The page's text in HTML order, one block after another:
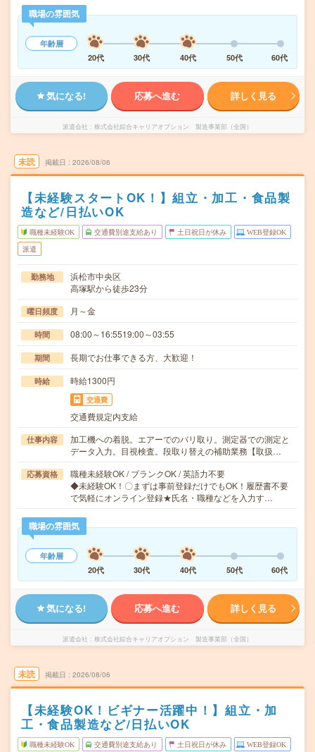
職場の雰囲気
年齢層
20代
30代 40代 50代 60代
気になる! 応募へ進む 詳しく見る
派遣会社 株式会社綜合キャリアオプション 製造事業部（全国）
未読 掲載日 2026/08/06
【未経験スタートOK！】組立・加工・食品製
造など/日払いOK
職種未経験OK 交通費別途支給あり 土日祝日が休み WEB登録OK
派遣
勤務地
浜松市中央区
高塚駅から徒歩23分
曜日頻度 月～金
時間 08:00～16:5519:00～03:55
期間 長期でお仕事できる方、大歓迎！
時給 時給1300円
交通費
交通費規定内支給
仕事内容
加工機への着脱。エアーでのバリ取り。測定器での測定と
データ入力。目視検査。段取り替えの補助業務【取扱…
応募資格
職種未経験OK / ブランクOK / 英語力不要
◆未経験OK！〇まずは事前登録だけでもOK！履歴書不要
で気軽にオンライン登録★氏名・職種などを入力す…
職場の雰囲気
年齢層
20代
30代 40代 50代 60代
気になる! 応募へ進む 詳しく見る
派遣会社 株式会社綜合キャリアオプション 製造事業部（全国）
未読 掲載日 2026/08/06
【未経験OK！ビギナー活躍中！】組立・加
工・食品製造など/日払いOK
職種未経験OK 交通費別途支給あり 土日祝日が休み WEB登録OK